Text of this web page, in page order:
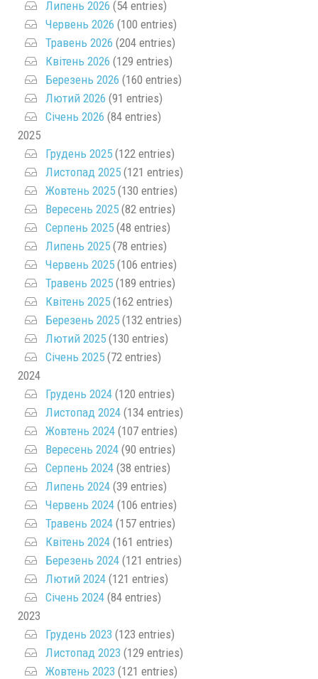
Липень 2026 (54 entries)
Червень 2026 (100 entries)
Травень 2026 (204 entries)
Квітень 2026 (129 entries)
Березень 2026 (160 entries)
Лютий 2026 (91 entries)
Січень 2026 (84 entries)
2025
Грудень 2025 (122 entries)
Листопад 2025 (121 entries)
Жовтень 2025 (130 entries)
Вересень 2025 (82 entries)
Серпень 2025 (48 entries)
Липень 2025 (78 entries)
Червень 2025 (106 entries)
Травень 2025 (189 entries)
Квітень 2025 (162 entries)
Березень 2025 (132 entries)
Лютий 2025 (130 entries)
Січень 2025 (72 entries)
2024
Грудень 2024 (120 entries)
Листопад 2024 (134 entries)
Жовтень 2024 (107 entries)
Вересень 2024 (90 entries)
Серпень 2024 (38 entries)
Липень 2024 (39 entries)
Червень 2024 (106 entries)
Травень 2024 (157 entries)
Квітень 2024 (161 entries)
Березень 2024 (121 entries)
Лютий 2024 (121 entries)
Січень 2024 (84 entries)
2023
Грудень 2023 (123 entries)
Листопад 2023 (129 entries)
Жовтень 2023 (121 entries)